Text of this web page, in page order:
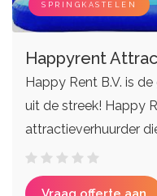
SPRINGKASTELEN
Happyrent
Happy Rent B.V. is
uit de streek! Happy
attractieverhuurder